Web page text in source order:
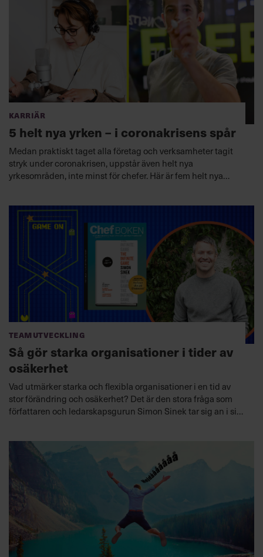
Karriär
5 helt nya yrken – i coronakrisens spår
Medan praktiskt taget alla företag och verksamheter tagit
stryk under coronakrisen, uppstår även helt nya
yrkesområden, inte minst för chefer. Här är fem helt nya
Teamutveckling
Så gör starka organisationer i tider av
osäkerhet
Vad utmärker starka och flexibla organisationer i en tid av
stor förändring och osäkerhet? Det är den stora fråga som
författaren och ledarskapsgurun Simon Sinek tar sig an i sin